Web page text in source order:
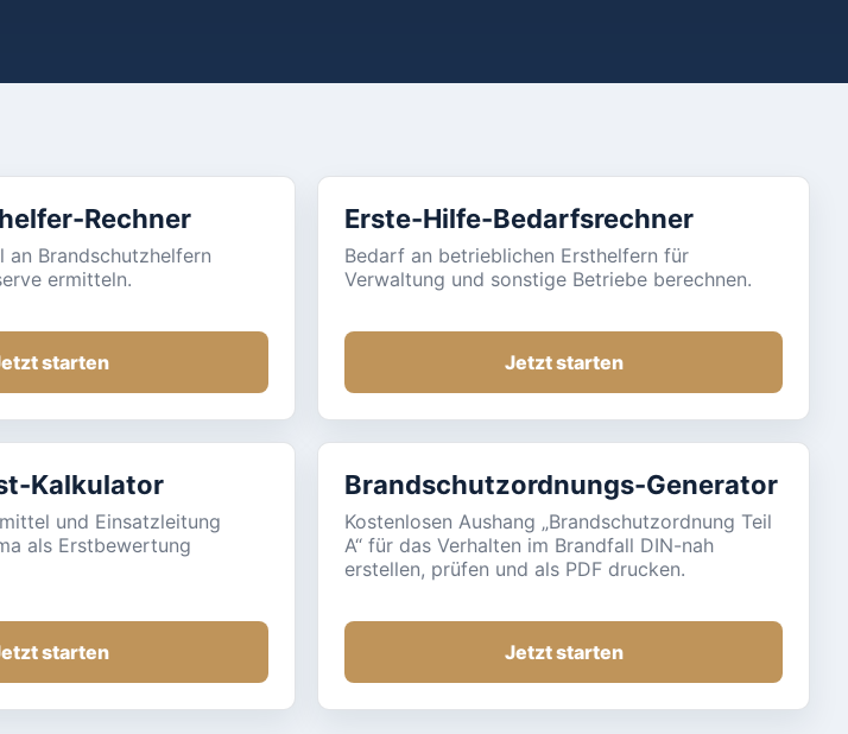
Rechner
an Brandschutzhelfern
ermitteln.
starten
Erste-Hilfe-Bedarfsrechner
Bedarf an betrieblichen Ersthelfern für
Verwaltung und sonstige Betriebe berechnen.
Jetzt starten
Kalkulator
und Einsatzleitung
als Erstbewertung
starten
Brandschutzordnungs-Generator
Kostenlosen Aushang „Brandschutzordnung Teil
A“ für das Verhalten im Brandfall DIN-nah
erstellen, prüfen und als PDF drucken.
Jetzt starten